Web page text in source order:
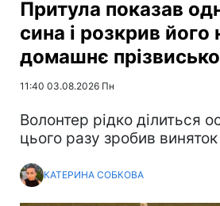
Притула показав
сина і розкрив його
домашнє прізвисько
11:40 03.08.2026 Пн
Волонтер рідко ділиться
цього разу зробив виняток
КАТЕРИНА СОБКОВА